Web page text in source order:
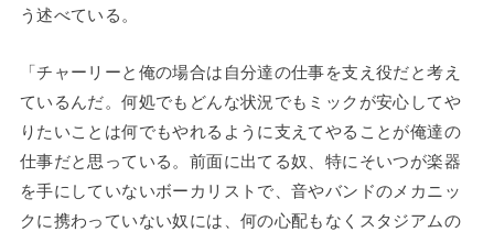
う述べている。
「チャーリーと俺の場合は自分達の仕事を支え役だと考え
ているんだ。何処でもどんな状況でもミックが安心してや
りたいことは何でもやれるように支えてやることが俺達の
仕事だと思っている。前面に出てる奴、特にそいつが楽器
を手にしていないボーカリストで、音やバンドのメカニッ
クに携わっていない奴には、何の心配もなくスタジアムの